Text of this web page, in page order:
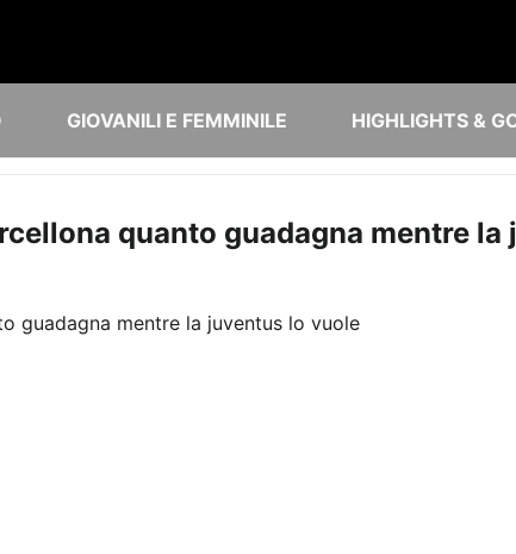
GIOVANILI E FEMMINILE HIGHLIGHTS &
quanto guadagna mentre la